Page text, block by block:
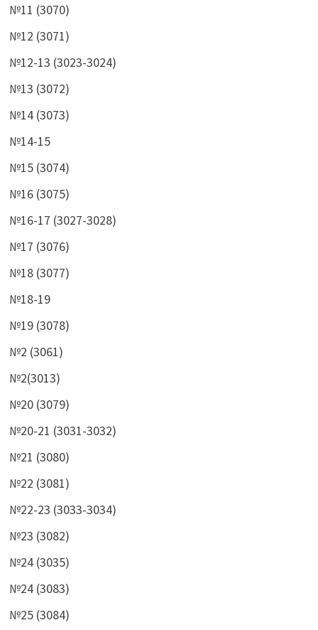
№11 (3070)
№12 (3071)
№12-13 (3023-3024)
№13 (3072)
№14 (3073)
№14-15
№15 (3074)
№16 (3075)
№16-17 (3027-3028)
№17 (3076)
№18 (3077)
№18-19
№19 (3078)
№2 (3061)
№2(3013)
№20 (3079)
№20-21 (3031-3032)
№21 (3080)
№22 (3081)
№22-23 (3033-3034)
№23 (3082)
№24 (3035)
№24 (3083)
№25 (3084)